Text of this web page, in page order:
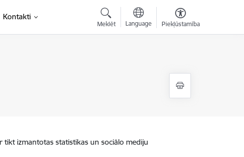
Kontakti
Meklēt Language Piekļūstamība
tikt izmantotas statistikas un sociālo mediju